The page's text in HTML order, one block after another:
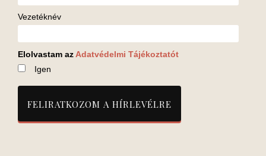
Vezetéknév
Elolvastam az Adatvédelmi Tájékoztatót
Igen